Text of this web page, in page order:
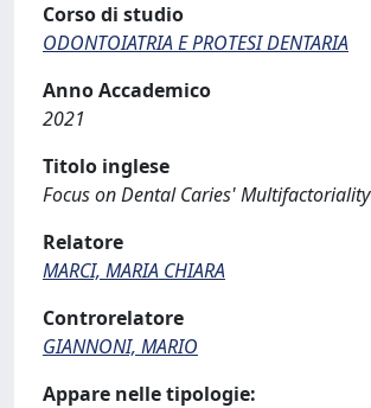
Corso di studio
ODONTOIATRIA E PROTESI DENTARIA
Anno Accademico
2021
Titolo inglese
Focus on Dental Caries' Multifactoriality
Relatore
MARCI, MARIA CHIARA
Controrelatore
GIANNONI, MARIO
Appare nelle tipologie: